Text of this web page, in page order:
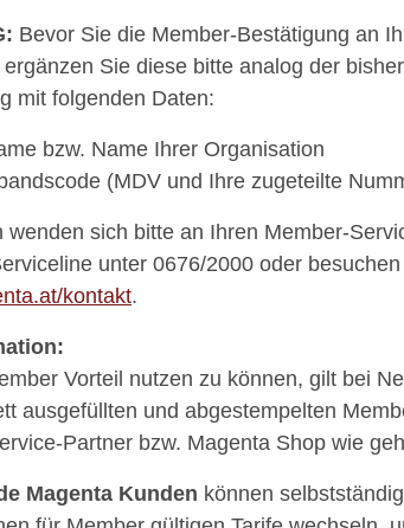
Bevor Sie die Member-Bestätigung an
Sie diese bitte analog der
mit folgenden Daten:
bzw. Name Ihrer Organisation
(MDV und Ihre zugeteilte
wenden sich bitte an Ihren Member-
unter 0676/2000 oder
kontakt.
Vorteil nutzen zu können, gilt bei
ausgefüllten und abgestempelten
Partner bzw. Magenta Shop wie
Magenta Kunden können